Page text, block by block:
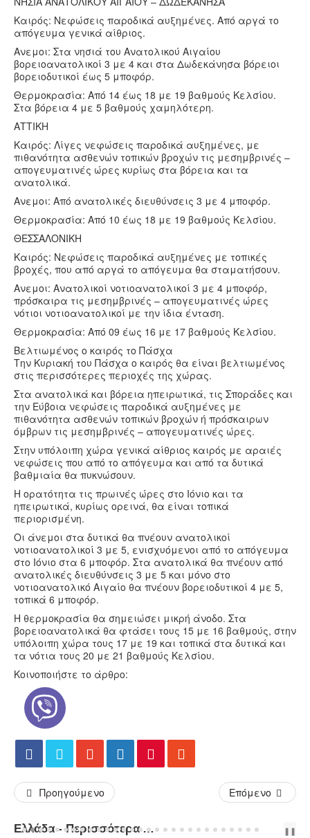
Καιρός: Νεφώσεις παροδικά αυξημένες. Από αργά το
απόγευμα γενικά αίθριος.
Ανεμοι: Στα νησιά του Ανατολικού Αιγαίου
βορειοανατολικοί 3 με 4 και στα Δωδεκάνησα βόρειοι
βορειοδυτικοί έως 5 μποφόρ.
Θερμοκρασία: Από 14 έως 18 με 19 βαθμούς Κελσίου.
Στα βόρεια 4 με 5 βαθμούς χαμηλότερη.
ΑΤΤΙΚΗ
Καιρός: Λίγες νεφώσεις παροδικά αυξημένες, με
πιθανότητα ασθενών τοπικών βροχών τις μεσημβρινές –
απογευματινές ώρες κυρίως στα βόρεια και τα
ανατολικά.
Ανεμοι: Από ανατολικές διευθύνσεις 3 με 4 μποφόρ.
Θερμοκρασία: Από 10 έως 18 με 19 βαθμούς Κελσίου.
ΘΕΣΣΑΛΟΝΙΚΗ
Καιρός: Νεφώσεις παροδικά αυξημένες με τοπικές
βροχές, που από αργά το απόγευμα θα σταματήσουν.
Ανεμοι: Ανατολικοί νοτιοανατολικοί 3 με 4 μποφόρ,
πρόσκαιρα τις μεσημβρινές – απογευματινές ώρες
νότιοι νοτιοανατολικοί με την ίδια ένταση.
Θερμοκρασία: Από 09 έως 16 με 17 βαθμούς Κελσίου.
Βελτιωμένος ο καιρός το Πάσχα
Την Κυριακή του Πάσχα ο καιρός θα είναι βελτιωμένος
στις περισσότερες περιοχές της χώρας.
Στα ανατολικά και βόρεια ηπειρωτικά, τις Σποράδες και
την Εύβοια νεφώσεις παροδικά αυξημένες με
πιθανότητα ασθενών τοπικών βροχών ή πρόσκαιρων
όμβρων τις μεσημβρινές – απογευματινές ώρες.
Στην υπόλοιπη χώρα γενικά αίθριος καιρός με αραιές
νεφώσεις που από το απόγευμα και από τα δυτικά
βαθμιαία θα πυκνώσουν.
Η ορατότητα τις πρωινές ώρες στο Ιόνιο και τα
ηπειρωτικά, κυρίως ορεινά, θα είναι τοπικά
περιορισμένη.
Οι άνεμοι στα δυτικά θα πνέουν ανατολικοί
νοτιοανατολικοί 3 με 5, ενισχυόμενοι από το απόγευμα
στο Ιόνιο στα 6 μποφόρ. Στα ανατολικά θα πνέουν από
ανατολικές διευθύνσεις 3 με 5 και μόνο στο
νοτιοανατολικό Αιγαίο θα πνέουν βορειοδυτικοί 4 με 5,
τοπικά 6 μποφόρ.
Η θερμοκρασία θα σημειώσει μικρή άνοδο. Στα
βορειοανατολικά θα φτάσει τους 15 με 16 βαθμούς, στην
υπόλοιπη χώρα τους 17 με 19 και τοπικά στα δυτικά και
τα νότια τους 20 με 21 βαθμούς Κελσίου.
Κοινοποιήστε το άρθρο:
Προηγούμενο Επόμενο
Ελλάδα - Περισσότερα Άρθρα... PREVNEXT
❚❚